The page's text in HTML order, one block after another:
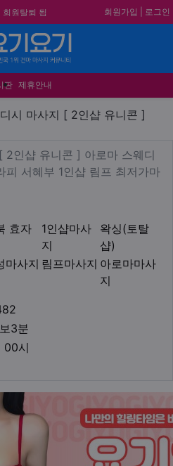
고를 제휴
내★
사항 ★
회원가입 로그인
판 제휴안내
스웨디시 마
시 마사지 [ 2인샵 유니콘 ]
마사지 [ 2인
2인샵 유니콘 ] 아로마 스웨디
피 서혜부 1인샵 림프 최저가마
효자
1인샵마사
지
왁싱(토탈
샵)
마사지 림프마사지 아로마마사
지
3분
00시